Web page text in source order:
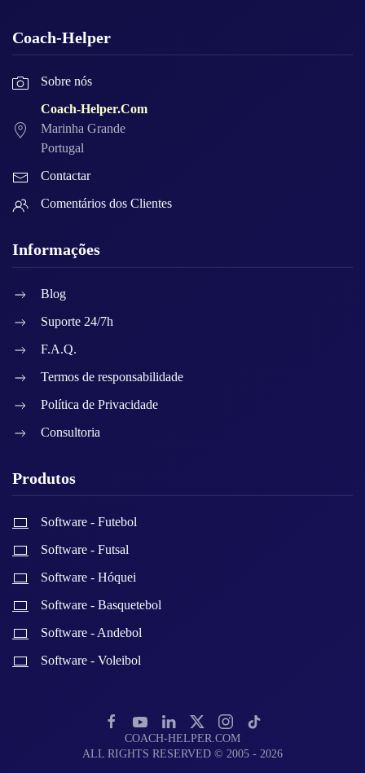
Coach-Helper
Sobre nós
Coach-Helper.Com
Marinha Grande
Portugal
Contactar
Comentários dos Clientes
Informações
Blog
Suporte 24/7h
F.A.Q.
Termos de responsabilidade
Política de Privacidade
Consultoria
Produtos
Software - Futebol
Software - Futsal
Software - Hóquei
Software - Basquetebol
Software - Andebol
Software - Voleibol
COACH-HELPER.COM
ALL RIGHTS RESERVED © 2005 - 2026